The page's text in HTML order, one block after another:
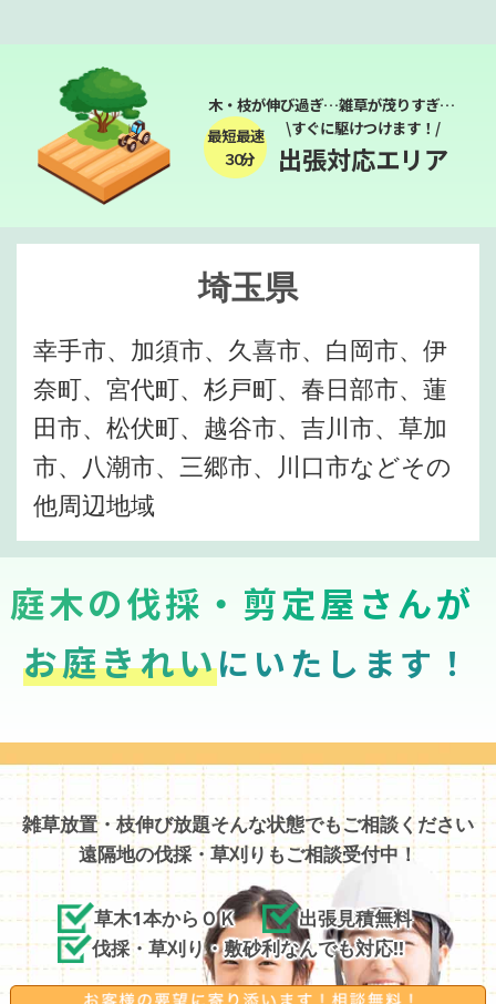
木・枝が伸び過ぎ…雑草が茂りすぎ…
最短最速
３０分
\すぐに駆けつけます！/
出張対応エリア
埼玉県
幸手市、加須市、久喜市、白岡市、伊
奈町、宮代町、杉戸町、春日部市、蓮
田市、松伏町、越谷市、吉川市、草加
市、八潮市、三郷市、川口市などその
他周辺地域
庭木の伐採・剪定屋さんが
お庭きれいにいたします！
雑草放置・枝伸び放題そんな状態でもご相談ください
遠隔地の伐採・草刈りもご相談受付中！
草木1本からＯＫ
出張見積無料
伐採・草刈り・敷砂利なんでも対応!!